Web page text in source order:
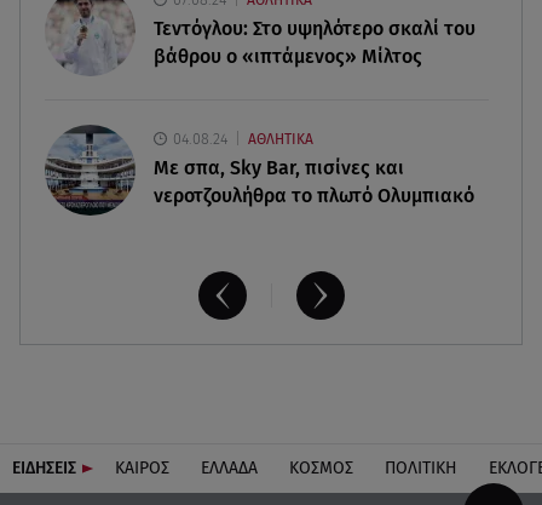
Πάνω από 56.000 επιβάτες αναχώρησαν σήμερα
από τα λιμάνια της Αττικής
Τεντόγλου: Στο υψηλότερο σκαλί του
βάθρου ο «ιπτάμενος» Μίλτος
04.08.24 ΑΘΛΗΤΙΚΑ
Με σπα, Sky Bar, πισίνες και
νεροτζουλήθρα το πλωτό Ολυμπιακό
ΕΙΔΗΣΕΙΣ ΚΑΙΡΟΣ ΕΛΛΑΔΑ ΚΟΣΜΟΣ ΠΟΛΙΤΙΚΗ